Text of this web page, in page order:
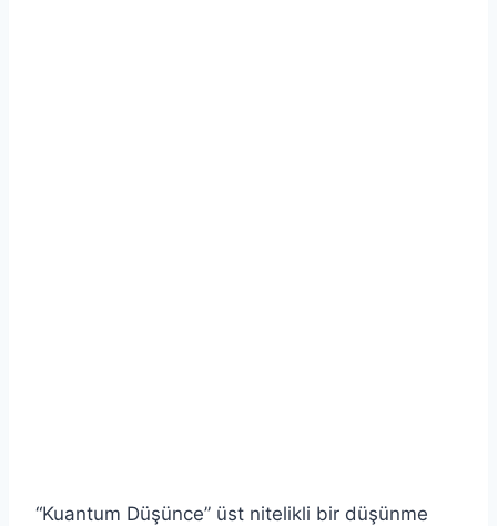
“Kuantum Düşünce” üst nitelikli bir düşünme